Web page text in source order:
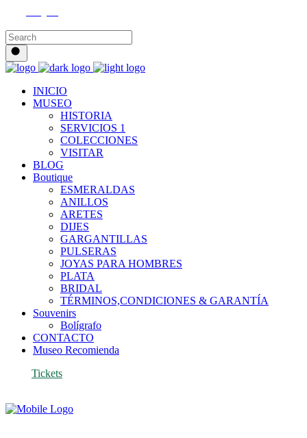
INICIO
MUSEO
HISTORIA
SERVICIOS 1
COLECCIONES
VISITAR
BLOG
Boutique
ESMERALDAS
ANILLOS
ARETES
DIJES
GARGANTILLAS
PULSERAS
JOYAS PARA HOMBRES
PLATA
BRIDAL
TÉRMINOS,CONDICIONES & GARANTÍA
Souvenirs
Bolígrafo
CONTACTO
Museo Recomienda
Tickets